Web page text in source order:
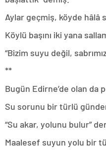
Aylar geçmiş, köyde hâlâ
Köylü başını iki yana
“Bizim suyu değil,
**
Bugün Edirne’de olan da
Su sorunu bir türlü
“Su akar, yolunu bulur”
Maalesef suyun yolu bir